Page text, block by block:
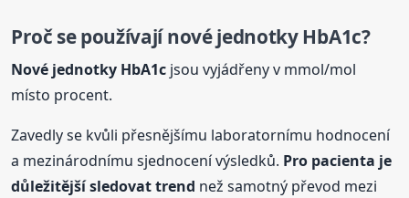
Proč se používají nové jednotky HbA1c?
Nové jednotky HbA1c jsou vyjádřeny v mmol/mol
místo procent.
Zavedly se kvůli přesnějšímu laboratornímu hodnocení
a mezinárodnímu sjednocení výsledků. Pro pacienta je
důležitější sledovat trend než samotný převod mezi